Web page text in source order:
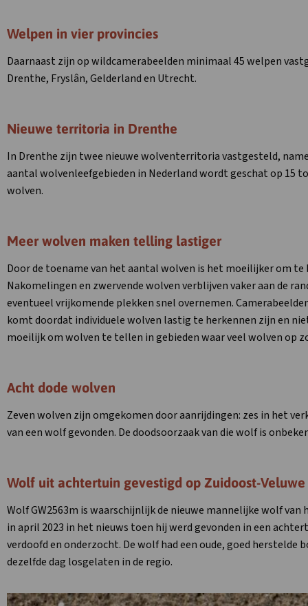
Welpen in vier provincies
Daarnaast zijn op wildcamerabeelden minimaal 45 welpen
Drenthe, Fryslân, Gelderland en Utrecht.
Nieuwe territoria in Drenthe
In Drenthe zijn twee nieuwe wolventerritoria vastgesteld,
aantal wolvenleefgebieden in Nederland wordt geschat op 15
wolven.
Meer wolven maken telling lastiger
Door de toename van het aantal wolven is het moeilijker om
Nakomelingen en zwervende wolven verblijven vaker aan de
eventueel vrijkomende plekken snel overnemen.
komt doordat individuele wolven lastig te herkennen zijn en
moeilijk om wolven te tellen in gebieden waar veel wolven op
Acht dode wolven
Zeven wolven zijn omgekomen door aanrijdingen: zes in het
van een wolf gevonden. De doodsoorzaak van die wolf is
Wolf uit achtertuin gevestigd op Zuidoost-Veluwe
Wolf GW2563m is waarschijnlijk de nieuwe mannelijke wolf
in april 2023 in het nieuws toen hij werd gevonden in een
verdoofd en onderzocht. De wolf had een oude, goed
dezelfde dag losgelaten in de regio.